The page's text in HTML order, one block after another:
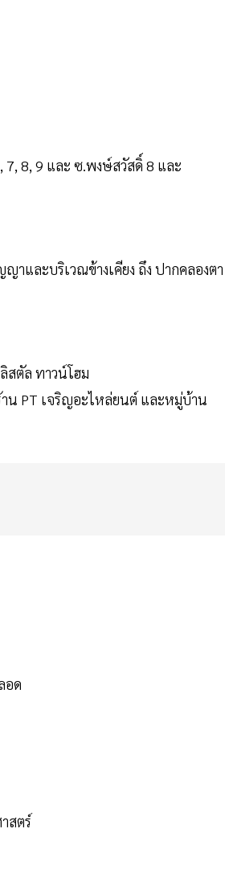
8, 9 และ ซ.พงษ์สวัสดิ์ 8 และ
และบริเวณข้างเคียง ถึง ปากคลองตา
สตัล ทาวน์โฮม
น PT เจริญอะไหล่ยนต์ และหมู่บ้าน
อด
สตร์